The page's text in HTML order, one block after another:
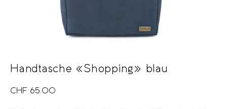
Handtasche «Shopping» blau
CHF 65.00